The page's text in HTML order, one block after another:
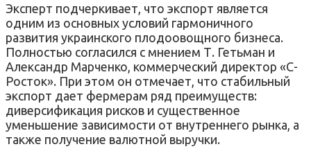
Эксперт подчеркивает, что экспорт является
одним из основных условий гармоничного
развития украинского плодоовощного бизнеса.
Полностью согласился с мнением Т. Гетьман и
Александр Марченко, коммерческий директор «С-
Росток». При этом он отмечает, что стабильный
экспорт дает фермерам ряд преимуществ:
диверсификация рисков и существенное
уменьшение зависимости от внутреннего рынка, а
также получение валютной выручки.